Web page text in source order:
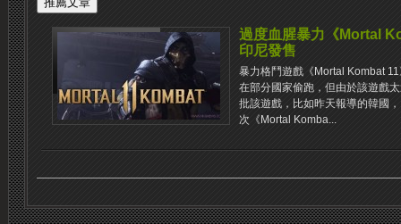
過度血腥暴力《Mortal
印尼發售
暴力格鬥遊戲《Mortal Kombat
在部分國家偷跑，但由於該遊戲
批該遊戲，比如昨天報導的韓國
次《Mortal Komba...